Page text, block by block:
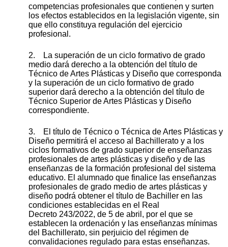
competencias profesionales que contienen y surten
los efectos establecidos en la legislación vigente, sin
que ello constituya regulación del ejercicio
profesional.
2. La superación de un ciclo formativo de grado
medio dará derecho a la obtención del título de
Técnico de Artes Plásticas y Diseño que corresponda
y la superación de un ciclo formativo de grado
superior dará derecho a la obtención del título de
Técnico Superior de Artes Plásticas y Diseño
correspondiente.
3. El título de Técnico o Técnica de Artes Plásticas y
Diseño permitirá el acceso al Bachillerato y a los
ciclos formativos de grado superior de enseñanzas
profesionales de artes plásticas y diseño y de las
enseñanzas de la formación profesional del sistema
educativo. El alumnado que finalice las enseñanzas
profesionales de grado medio de artes plásticas y
diseño podrá obtener el título de Bachiller en las
condiciones establecidas en el Real
Decreto 243/2022, de 5 de abril, por el que se
establecen la ordenación y las enseñanzas mínimas
del Bachillerato, sin perjuicio del régimen de
convalidaciones regulado para estas enseñanzas.